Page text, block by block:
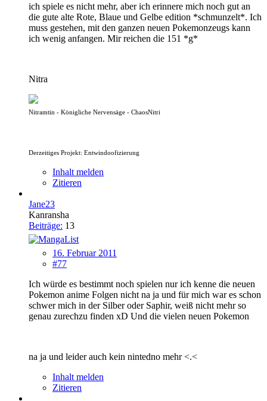
ich spiele es nicht mehr, aber ich erinnere mich noch gut an
die gute alte Rote, Blaue und Gelbe edition *schmunzelt*. Ich
muss gestehen, mit den ganzen neuen Pokemonzeugs kann
ich wenig anfangen. Mir reichen die 151 *g*
Nitra
Nitramtin - Königliche Nervensäge - ChaosNitri
Derzeitiges Projekt: Entwindoofizierung
Inhalt melden
Zitieren
Jane23
Kanransha
Beiträge: 13
16. Februar 2011
#77
Ich würde es bestimmt noch spielen nur ich kenne die neuen
Pokemon anime Folgen nicht na ja und für mich war es schon
schwer mich in der Silber oder Saphir, weiß nicht mehr so
genau zurechzu finden xD Und die vielen neuen Pokemon
na ja und leider auch kein nintedno mehr <.<
Inhalt melden
Zitieren